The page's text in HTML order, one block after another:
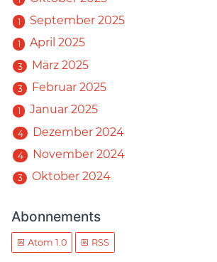
1 September 2025
1 April 2025
3 März 2025
3 Februar 2025
1 Januar 2025
4 Dezember 2024
4 November 2024
3 Oktober 2024
Abonnements
Atom 1.0 RSS